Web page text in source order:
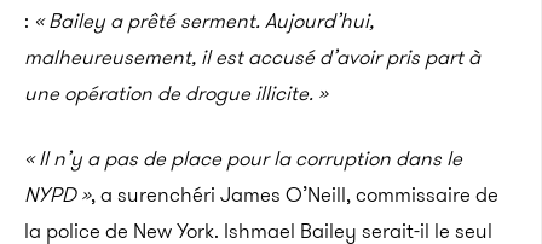
: « Bailey a prêté serment. Aujourd’hui,
malheureusement, il est accusé d’avoir pris part à
une opération de drogue illicite. »
« Il n’y a pas de place pour la corruption dans le
NYPD », a surenchéri James O’Neill, commissaire de
la police de New York. Ishmael Bailey serait-il le seul